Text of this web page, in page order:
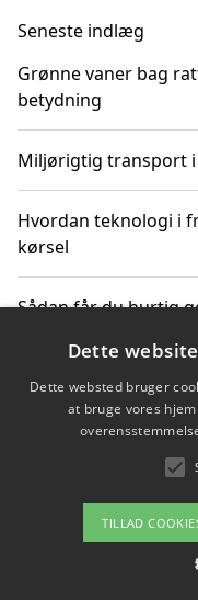
Seneste indlæg
Grønne vaner bag
betydning
Miljørigtig transport
Hvordan teknologi i
kørsel
Sådan får du hurtig
Sådan lærer du
Gentofte
Om /
Dette
Dette websted bruger
at bruge vores
TILLAD